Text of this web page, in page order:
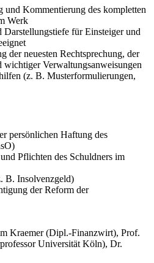
und Kommentierung des kompletten
Werk
Darstellungstiefe für Einsteiger und
der neuesten Rechtsprechung, der
wichtiger Verwaltungsanweisungen
(z. B. Musterformulierungen,
persönlichen Haftung des
Pflichten des Schuldners im
B. Insolvenzgeld)
der Reform der
Kraemer (Dipl.-Finanzwirt), Prof.
Universität Köln), Dr.